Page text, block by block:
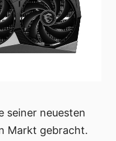
seiner neuesten
Markt gebracht.